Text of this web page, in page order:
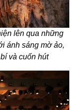
lên qua những
ánh sáng mờ ảo,
và cuốn hút